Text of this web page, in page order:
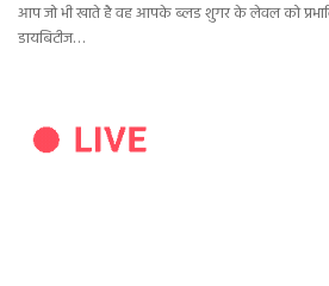
आप जो भी खाते है वह आपके ब्लड शुगर के लेवल को
डायबिटीज…